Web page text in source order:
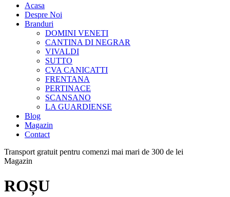
Acasa
Despre Noi
Branduri
DOMINI VENETI
CANTINA DI NEGRAR
VIVALDI
SUTTO
CVA CANICATTI
FRENTANA
PERTINACE
SCANSANO
LA GUARDIENSE
Blog
Magazin
Contact
Transport gratuit pentru comenzi mai mari de 300 de lei
Magazin
ROȘU